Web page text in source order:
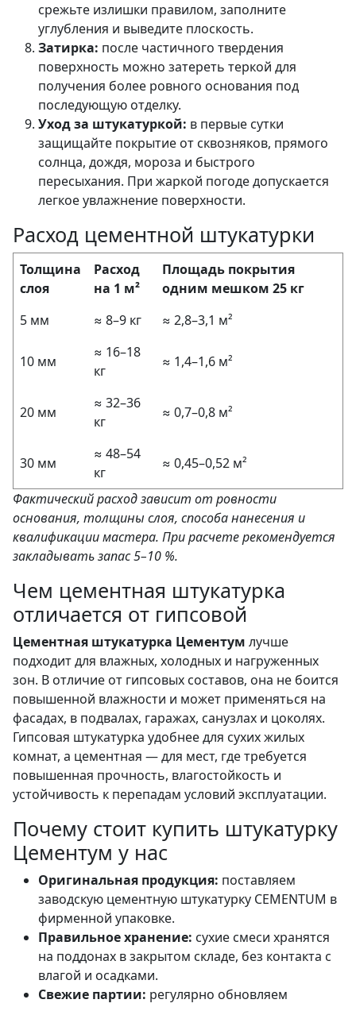
срежьте излишки правилом, заполните
углубления и выведите плоскость.
Затирка: после частичного твердения
поверхность можно затереть теркой для
получения более ровного основания под
последующую отделку.
Уход за штукатуркой: в первые сутки
защищайте покрытие от сквозняков, прямого
солнца, дождя, мороза и быстрого
пересыхания. При жаркой погоде допускается
легкое увлажнение поверхности.
Расход цементной штукатурки
Толщина
слоя
Расход
на 1 м²
Площадь покрытия
одним мешком 25 кг
5 мм
≈ 8–9 кг ≈ 2,8–3,1 м²
10 мм
≈ 16–18
кг
≈ 1,4–1,6 м²
20 мм
≈ 32–36
кг
≈ 0,7–0,8 м²
30 мм
≈ 48–54
кг
≈ 0,45–0,52 м²
Фактический расход зависит от ровности
основания, толщины слоя, способа нанесения и
квалификации мастера. При расчете рекомендуется
закладывать запас 5–10 %.
Чем цементная штукатурка
отличается от гипсовой
Цементная штукатурка Цементум лучше
подходит для влажных, холодных и нагруженных
зон. В отличие от гипсовых составов, она не боится
повышенной влажности и может применяться на
фасадах, в подвалах, гаражах, санузлах и цоколях.
Гипсовая штукатурка удобнее для сухих жилых
комнат, а цементная — для мест, где требуется
повышенная прочность, влагостойкость и
устойчивость к перепадам условий эксплуатации.
Почему стоит купить штукатурку
Цементум у нас
Оригинальная продукция: поставляем
заводскую цементную штукатурку CEMENTUM в
фирменной упаковке.
Правильное хранение: сухие смеси хранятся
на поддонах в закрытом складе, без контакта с
влагой и осадками.
Свежие партии: регулярно обновляем